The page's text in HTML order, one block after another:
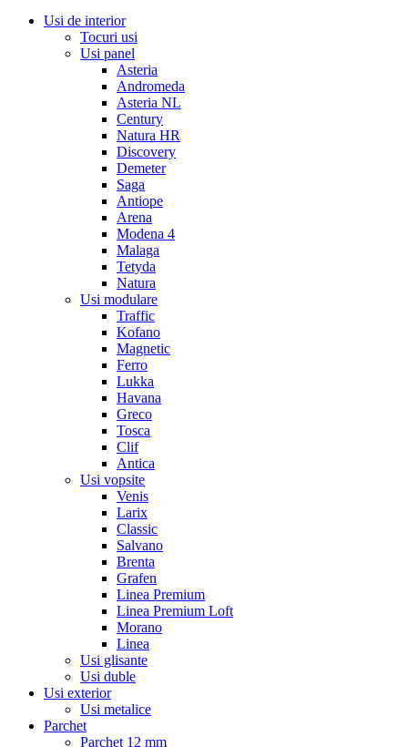
Usi de interior
Tocuri usi
Usi panel
Asteria
Andromeda
Asteria NL
Century
Natura HR
Discovery
Demeter
Saga
Antiope
Arena
Modena 4
Malaga
Tetyda
Natura
Usi modulare
Traffic
Kofano
Magnetic
Ferro
Lukka
Havana
Greco
Tosca
Clif
Antica
Usi vopsite
Venis
Larix
Classic
Salvano
Brenta
Grafen
Linea Premium
Linea Premium Loft
Morano
Linea
Usi glisante
Usi duble
Usi exterior
Usi metalice
Parchet
Parchet 12 mm